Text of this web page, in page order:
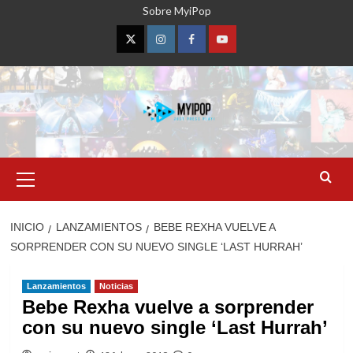
Sobre MyiPop
TwitterInstagramFacebookYouTube
primario
INICIO LANZAMIENTOS
BEBE REXHA VUELVE A
SORPRENDER CON SU NUEVO SINGLE ‘LAST HURRAH’
Lanzamientos Noticias
Bebe Rexha vuelve a sorprender
con su nuevo single ‘Last Hurrah’